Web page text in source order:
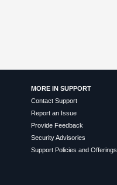
MORE IN SUPPORT
Contact Support
Report an Issue
Provide Feedback
Security Advisories
Support Policies and Offerings